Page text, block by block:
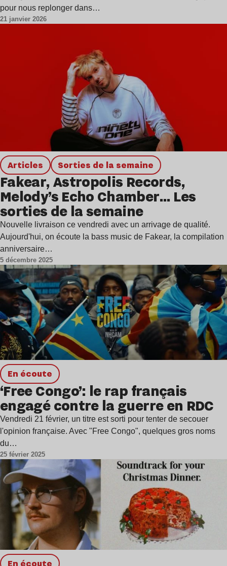
pour nous replonger dans…
21 janvier 2026
Articles Sorties de la semaine
Fakear, Astropolis Records,
Melody’s Echo Chamber… Les
sorties de la semaine
Nouvelle livraison ce vendredi avec un arrivage de qualité.
Aujourd'hui, on écoute la bass music de Fakear, la compilation
anniversaire…
5 décembre 2025
en écoute
‘Free Congo’: le rap français
engagé contre la guerre en RDC
Vendredi 21 février, un titre est sorti pour tenter de secouer
l'opinion française. Avec "Free Congo", quelques gros noms
du…
25 février 2025
en écoute